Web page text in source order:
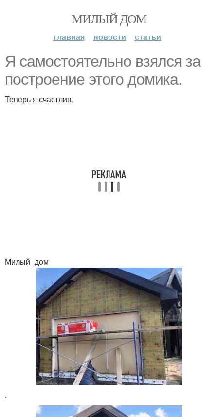
МИЛЫЙ ДОМ
главная новости статьи
Я самостоятельно взялся за
построение этого домика.
Теперь я счастлив.
Милый_дом
.